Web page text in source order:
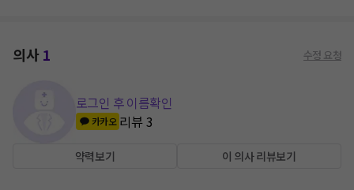
의사1 수정 요청
로그인 후 이름확인
카카오 리뷰3
약력보기 이 의사 리뷰보기